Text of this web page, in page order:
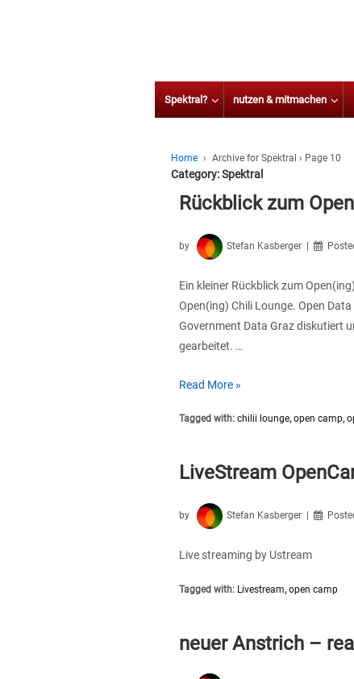
Spektral? nutzen & mitmachen
Home › Archive for Spektral › Page 10
Category:Spektral
Rückblick zum
by Stefan Kasberger
Ein kleiner Rückblick zum
Open(ing) Chili Lounge. Open
Government Data Graz diskutiert
gearbeitet. …
Rückblick
Open(ing)
Read More »
Tagged with: chilii lounge,open camp,
LiveStream
by Stefan Kasberger
Live streaming by Ustream
Tagged with: Livestream,open camp
neuer Anstrich –